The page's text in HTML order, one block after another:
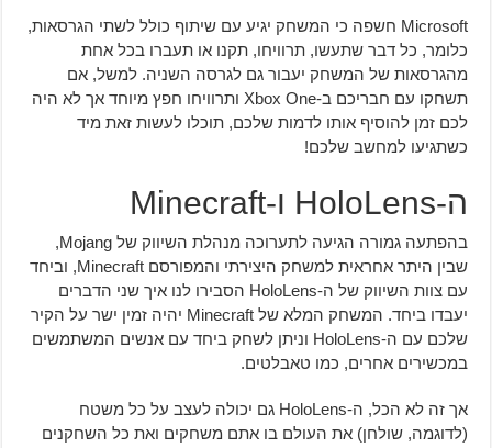
Microsoft חשפה כי המשחק יגיע עם שיתוף כולל לשתי הגרסאות,
כלומר, כל דבר שתעשו, תרוויחו, תקנו או תעברו בכל אחת
מהגרסאות של המשחק יעבור גם לגרסה השניה. למשל, אם
תשחקו עם חבריכם ב-Xbox One ותרוויחו חפץ מיוחד אך לא היה
לכם זמן להוסיף אותו לדמות שלכם, תוכלו לעשות זאת מיד
כשתגיעו למחשב שלכם!
ה-HoloLens ו-Minecraft
בהפתעה גמורה הגיעה לתערוכה מנהלת השיווק של Mojang,
שבין היתר אחראית למשחק היצירתי והמפורסם Minecraft, וביחד
עם צוות השיווק של ה-HoloLens הסבירו לנו איך שני הדברים
יעבדו ביחד. המשחק המלא של Minecraft יהיה זמין ישר על הקיר
שלכם עם ה-HoloLens וניתן לשחק ביחד עם אנשים המשתמשים
במכשירים אחרים, כמו טאבלטים.
אך זה לא הכל, ה-HoloLens גם יכולה לעצב על כל משטח
(לדוגמה, שולחן) את העולם בו אתם משחקים ואת כל השחקנים